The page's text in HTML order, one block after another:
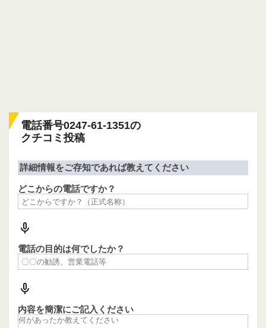
電話番号0247-61-1351の
クチコミ投稿
詳細情報をご存知であれば教えてください
どこからの電話ですか？
電話の目的は何でしたか？
内容を簡潔にご記入ください